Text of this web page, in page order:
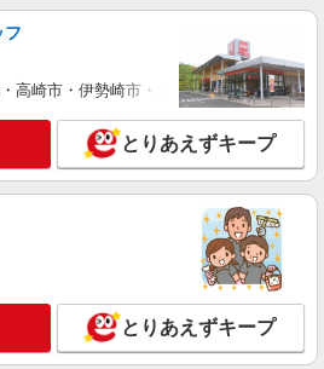
フ
高崎市・伊勢崎市・太田市・館林市・藤
とりあえずキープ
とりあえずキープ